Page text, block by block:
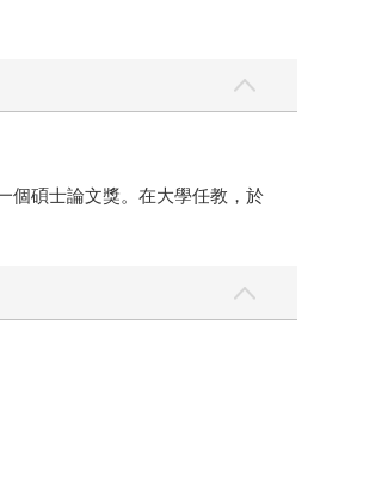
個碩士論文獎。在大學任教，於